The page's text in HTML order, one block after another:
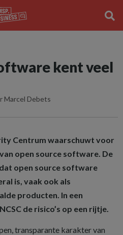
kent veel
Marcel Debets
Centrum waarschuwt voor
open source software. De
open source software
is, vaak ook als
producten. In een
de risico’s op een rijtje.
transparante karakter van